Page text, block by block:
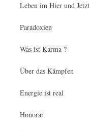
Leben im Hier und Jetzt
Paradoxien
Was ist Karma ?
Über das Kämpfen
Energie ist real
Honorar